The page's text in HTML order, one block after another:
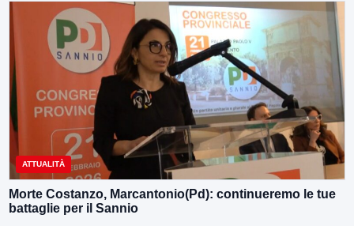
ATTUALITÀ
Morte Costanzo, Marcantonio(Pd): continueremo le tue
battaglie per il Sannio